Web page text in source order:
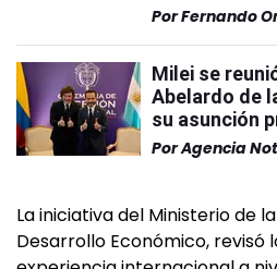
PorFernando
Milei se
Abelardo de
su asunción
PorAgencia
La iniciativa del Ministerio de
Desarrollo Económico, revisó